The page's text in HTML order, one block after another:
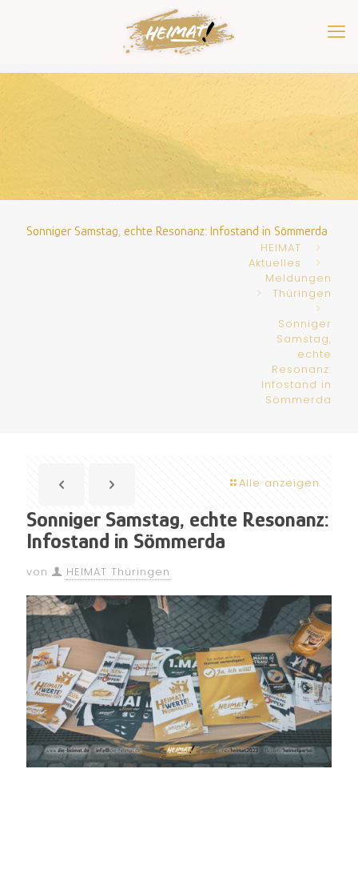
Sonniger Samstag, echte Resonanz: Infostand in Sömmerda
HEIMAT
Aktuelles
Meldungen
Thüringen
Sonniger
Samstag,
echte
Resonanz:
Infostand in
Sömmerda
Alle anzeigen
Sonniger Samstag, echte Resonanz:
Infostand in Sömmerda
von HEIMAT Thüringen